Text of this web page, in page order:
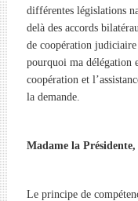
différentes législations
delà des accords
de coopération judiciaire
pourquoi ma délégation
coopération et
la demande.
Madame la Présidente,
Le principe de